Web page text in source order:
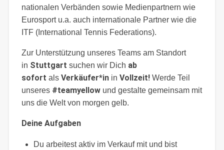
nationalen Verbänden sowie Medienpartnern wie
Eurosport u.a. auch internationale Partner wie die
ITF (International Tennis Federations).
Zur Unterstützung unseres Teams am Standort
in Stuttgart suchen wir Dich ab
sofort als Verkäufer*inin Vollzeit!Werde Teil
unseres #teamyellowund gestalte gemeinsam mit
uns die Welt von morgen gelb.
Deine Aufgaben
Du arbeitest aktiv im Verkauf mit und bist